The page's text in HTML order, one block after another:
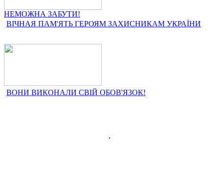
НЕМОЖНА ЗАБУТИ!
ВІЧНАЯ ПАМ'ЯТЬ ГЕРОЯМ ЗАХИСНИКАМ УКРАЇНИ
ВОНИ ВИКОНАЛИ СВІЙ ОБОВ'ЯЗОК!